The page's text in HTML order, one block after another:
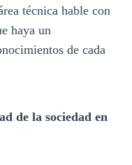
técnica hable con
haya un
de cada
de la sociedad en